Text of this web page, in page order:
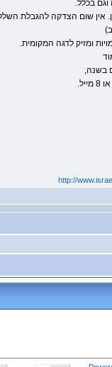
אין שום הצדקה להגבלת השלל
ומזיק לדגה המקומית.
http://